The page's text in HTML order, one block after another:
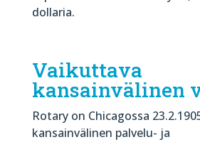
dollaria.
Vaikuttava
kansainvälinen
Rotary on Chicagossa
kansainvälinen palvelu- ja